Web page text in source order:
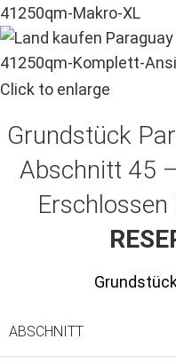
Click to enlarge
Grundstück
Abschnitt 45
Erschlossen
ABSCHNITT